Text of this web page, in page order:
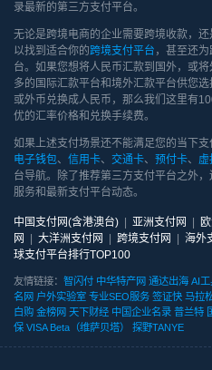
录最新的第三方支付平台。
无论是跨境电商的企业需要跨境收款，
以找到适合你的跨境支付平台 ，甚至还
台。如果您想将人民币汇款到国外，或将
多的国际汇款平台和境外汇款平台供您
或外币兑换成人民币，那么我们这里有
优的汇率价格和兑换手续费。
如果上述支付场景还不能满足您的当下
电子钱包、 信用卡、 交通卡、 预付卡、 虚
台导航。除了推荐第三方支付平台之外
服务和最新支付平台动态。
中国支付网(含港澳台) 亚洲支付网
网
大洋洲支付网 跨境支付网 海外
球支付平台排行TOP100
友情链接： 智闪付 中华特产网 通达出海 AI
名网 户外实验室 专业SEO服务 签证快 马拉
白购 金榜网 天下财经 中国企业名录 普兰特
保 VISA Beta（维萨贝塔） 探野TANYE